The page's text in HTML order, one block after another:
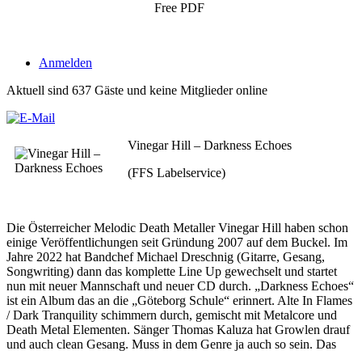
Free PDF
Anmelden
Aktuell sind 637 Gäste und keine Mitglieder online
Vinegar Hill – Darkness Echoes
(FFS Labelservice)
Die Österreicher Melodic Death Metaller Vinegar Hill haben schon
einige Veröffentlichungen seit Gründung 2007 auf dem Buckel. Im
Jahre 2022 hat Bandchef Michael Dreschnig (Gitarre, Gesang,
Songwriting) dann das komplette Line Up gewechselt und startet
nun mit neuer Mannschaft und neuer CD durch. „Darkness Echoes“
ist ein Album das an die „Göteborg Schule“ erinnert. Alte In Flames
/ Dark Tranquility schimmern durch, gemischt mit Metalcore und
Death Metal Elementen. Sänger Thomas Kaluza hat Growlen drauf
und auch clean Gesang. Muss in dem Genre ja auch so sein. Das